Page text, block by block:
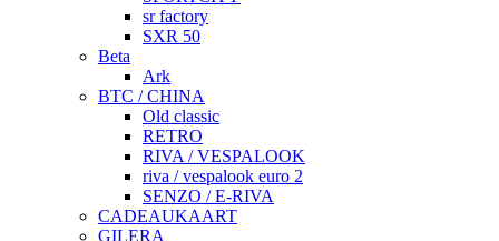
sr factory
SXR 50
Beta
Ark
BTC / CHINA
Old classic
RETRO
RIVA / VESPALOOK
riva / vespalook euro 2
SENZO / E-RIVA
CADEAUKAART
GILERA